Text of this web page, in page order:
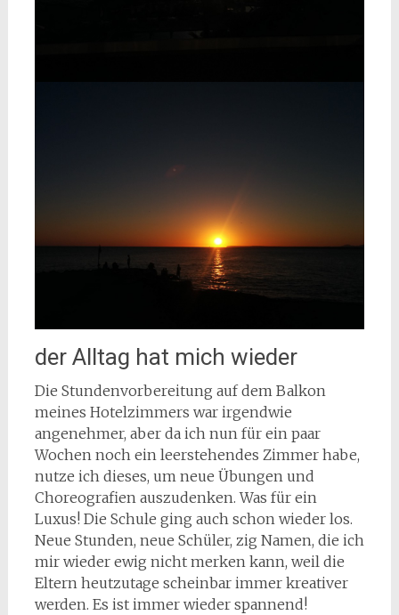
der Alltag hat mich wieder
Die Stundenvorbereitung auf dem Balkon
meines Hotelzimmers war irgendwie
angenehmer, aber da ich nun für ein paar
Wochen noch ein leerstehendes Zimmer habe,
nutze ich dieses, um neue Übungen und
Choreografien auszudenken. Was für ein
Luxus! Die Schule ging auch schon wieder los.
Neue Stunden, neue Schüler, zig Namen, die ich
mir wieder ewig nicht merken kann, weil die
Eltern heutzutage scheinbar immer kreativer
werden. Es ist immer wieder spannend!